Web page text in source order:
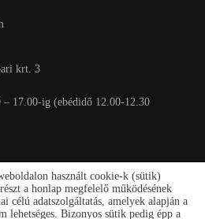
krt. 3
17.00-ig (ebédidő 12.00-12.30
használt cookie-k (sütik)
a honlap megfelelő működésének
célú adatszolgáltatás, amelyek alapján a
lehetséges. Bizonyos sütik pedig épp a